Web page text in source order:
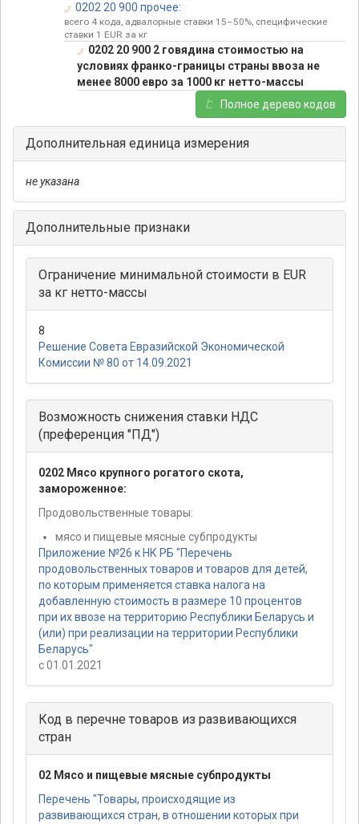
0202 20 900 прочее:
всего 4 кода, адвалорные ставки 15–50%, специфические
ставки 1 EUR за кг
0202 20 900 2 говядина стоимостью на
условиях франко-границы страны ввоза не
менее 8000 евро за 1000 кг нетто-массы
Полное дерево кодов
Дополнительная единица измерения
не указана
Дополнительные признаки
Ограничение минимальной стоимости в EUR
за кг нетто-массы
8
Решение Совета Евразийской Экономической
Комиссии № 80 от 14.09.2021
Возможность снижения ставки НДС
(преференция "ПД")
0202 Мясо крупного рогатого скота,
замороженное:
Продовольственные товары:
мясо и пищевые мясные субпродукты
Приложение №26 к НК РБ "Перечень
продовольственных товаров и товаров для детей,
по которым применяется ставка налога на
добавленную стоимость в размере 10 процентов
при их ввозе на территорию Республики Беларусь и
(или) при реализации на территории Республики
Беларусь"
с 01.01.2021
Код в перечне товаров из развивающихся
стран
02 Мясо и пищевые мясные субпродукты
Перечень "Товары, происходящие из
развивающихся стран, в отношении которых при